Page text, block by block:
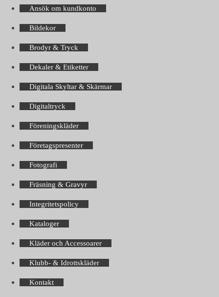
Ansök om kundkonto
Bildekor
Brodyr & Tryck
Dekaler & Etiketter
Digitala Skyltar & Skärmar
Digitaltryck
Föreningskläder
Företagspresenter
Fotografi
Fräsning & Gravyr
Integritetspolicy
Kataloger
Kläder och Accessoarer
Klubb- & Idrottskläder
Kontakt